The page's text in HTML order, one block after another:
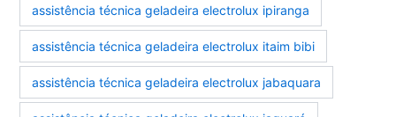
assistência técnica geladeira electrolux ipiranga
assistência técnica geladeira electrolux itaim bibi
assistência técnica geladeira electrolux jabaquara